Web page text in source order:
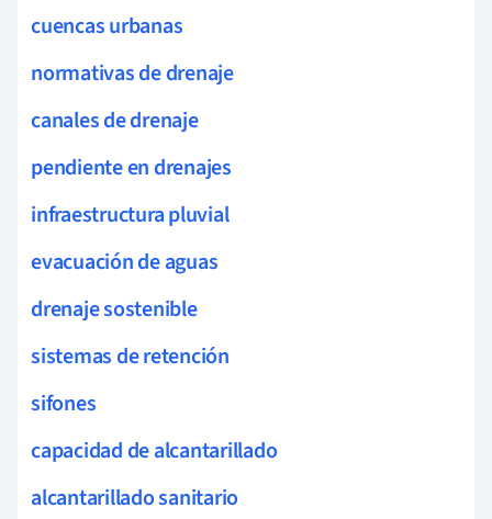
cuencas urbanas
normativas de drenaje
canales de drenaje
pendiente en drenajes
infraestructura pluvial
evacuación de aguas
drenaje sostenible
sistemas de retención
sifones
capacidad de alcantarillado
alcantarillado sanitario